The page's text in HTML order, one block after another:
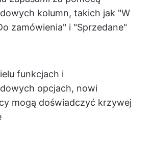
kolumn, takich jak "W
zamówienia" i "Sprzedane"
funkcjach i
opcjach, nowi
mogą doświadczyć krzywej